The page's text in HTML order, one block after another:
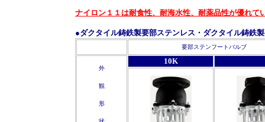
ナイロン１１は耐食性、耐海水性、耐薬品性が優れて
●ダクタイル鋳鉄製要部ステンレス・ダクタイル鋳鉄
要部ステンフートバルブ
外
観
形
10K